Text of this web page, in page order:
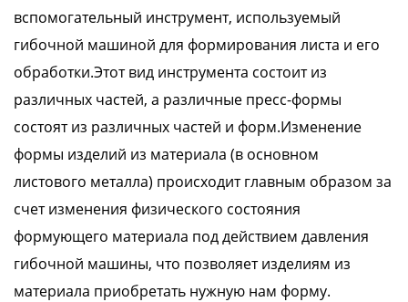
вспомогательный инструмент, используемый
гибочной машиной для формирования листа и его
обработки.Этот вид инструмента состоит из
различных частей, а различные пресс-формы
состоят из различных частей и форм.Изменение
формы изделий из материала (в основном
листового металла) происходит главным образом за
счет изменения физического состояния
формующего материала под действием давления
гибочной машины, что позволяет изделиям из
материала приобретать нужную нам форму.